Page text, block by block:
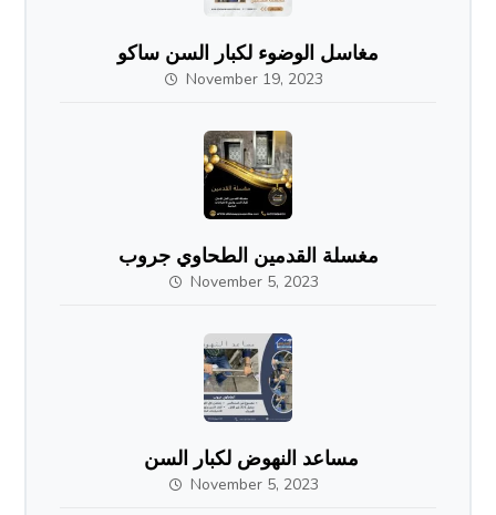
مغاسل الوضوء لكبار السن ساكو
November 19, 2023
مغسلة القدمين الطحاوي جروب
November 5, 2023
مساعد النهوض لكبار السن
November 5, 2023